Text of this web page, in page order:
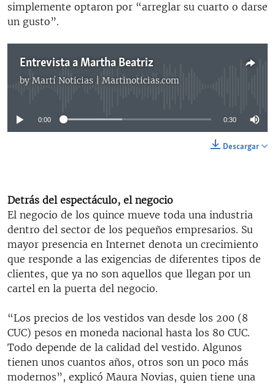
simplemente optaron por “arreglar su cuarto o darse
un gusto”.
Entrevista a Martha Beatriz
by Martí Noticias | Martinoticias.com
No media source currently available
0:00 0:30
Descargar
Detrás del espectáculo, el negocio
El negocio de los quince mueve toda una industria
dentro del sector de los pequeños empresarios. Su
mayor presencia en Internet denota un crecimiento
que responde a las exigencias de diferentes tipos de
clientes, que ya no son aquellos que llegan por un
cartel en la puerta del negocio.
“Los precios de los vestidos van desde los 200 (8
CUC) pesos en moneda nacional hasta los 80 CUC.
Todo depende de la calidad del vestido. Algunos
tienen unos cuantos años, otros son un poco más
modernos”, explicó Maura Novias, quien tiene una